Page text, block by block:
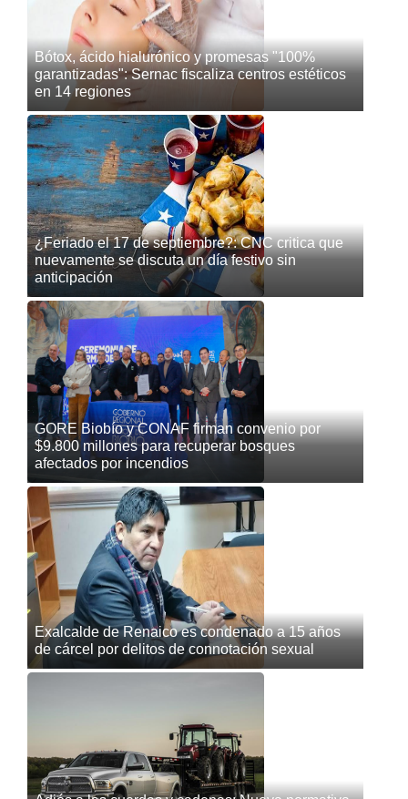
Bótox, ácido hialurónico y promesas "100%
garantizadas": Sernac fiscaliza centros estéticos
en 14 regiones
¿Feriado el 17 de septiembre?: CNC critica que
nuevamente se discuta un día festivo sin
anticipación
GORE Biobío y CONAF firman convenio por
$9.800 millones para recuperar bosques
afectados por incendios
Exalcalde de Renaico es condenado a 15 años
de cárcel por delitos de connotación sexual